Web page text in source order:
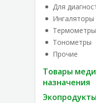
Для
Ингаляторы
Термометры
Тонометры
Прочие
Товары
назначения
Экопродукты